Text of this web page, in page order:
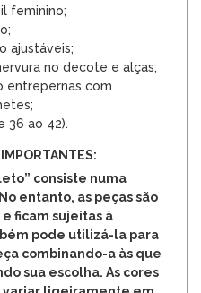
feminino;
ajustáveis;
no decote e alças;
entrepernas com
36 ao 42).
consiste numa
entanto, as peças são
ficam sujeitas à
pode utilizá-la para
combinando-a às que
sua escolha. As cores